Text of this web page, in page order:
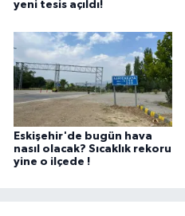
yeni tesis açıldı!
Eskişehir'de bugün hava
nasıl olacak? Sıcaklık rekoru
yine o ilçede !